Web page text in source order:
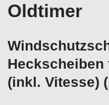
Oldtimer
Heckscheiben
(inkl. Vitesse)